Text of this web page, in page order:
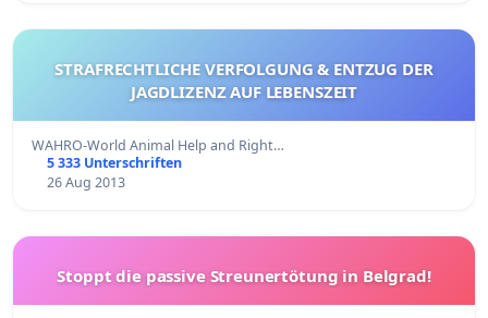
STRAFRECHTLICHE VERFOLGUNG & ENTZUG DER
JAGDLIZENZ AUF LEBENSZEIT
WAHRO-World Animal Help and Right…
5 333 Unterschriften
26 Aug 2013
Stoppt die passive Streunertötung in Belgrad!